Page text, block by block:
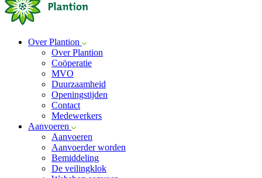
Over Plantion
Over Plantion
Coöperatie
MVO
Duurzaamheid
Openingstijden
Contact
Medewerkers
Aanvoeren
Aanvoeren
Aanvoerder worden
Bemiddeling
De veilingklok